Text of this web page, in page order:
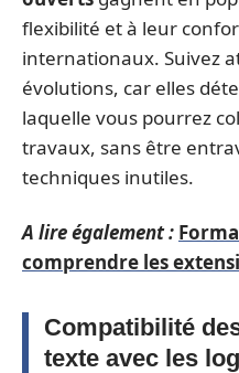
flexibilité et à leur
internationaux. Suivez
évolutions, car elles
laquelle vous pourrez
travaux, sans être
techniques inutiles.
A lire également :
comprendre les
Compatibilité
texte avec les